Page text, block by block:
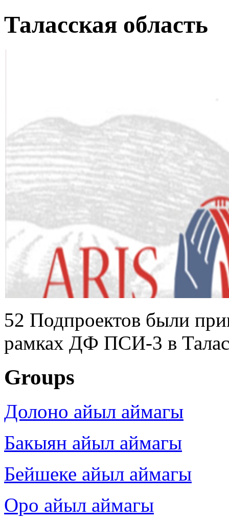
Таласская область
52 Подпроектов были
рамках ДФ ПСИ-3 в
Groups
Долоно айыл аймагы
Бакыян айыл аймагы
Бейшеке айыл аймагы
Оро айыл аймагы